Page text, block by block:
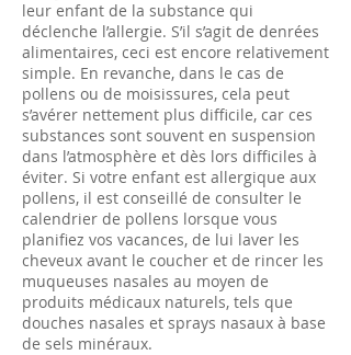
leur enfant de la substance qui
déclenche l’allergie. S’il s’agit de denrées
alimentaires, ceci est encore relativement
simple. En revanche, dans le cas de
pollens ou de moisissures, cela peut
s’avérer nettement plus difficile, car ces
substances sont souvent en suspension
dans l’atmosphère et dès lors difficiles à
éviter. Si votre enfant est allergique aux
pollens, il est conseillé de consulter le
calendrier de pollens lorsque vous
planifiez vos vacances, de lui laver les
cheveux avant le coucher et de rincer les
muqueuses nasales au moyen de
produits médicaux naturels, tels que
douches nasales et sprays nasaux à base
de sels minéraux.